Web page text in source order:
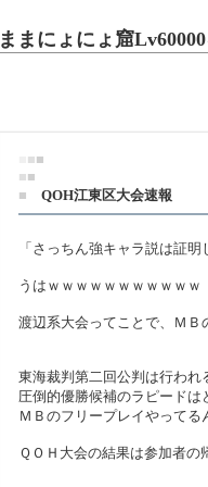
ままにょにょ窟
■■
■■
■
QOH江東区大会速
「さっちん強キャラ説は証明
うはｗｗｗｗｗｗｗｗｗｗｗ
渡辺系大会ってことで、ＭＢ
東海裁判第二回公判は行われ
圧倒的優勝候補のラピードは
ＭＢのフリープレイやってる
ＱＯＨ大会の結果は参加者の